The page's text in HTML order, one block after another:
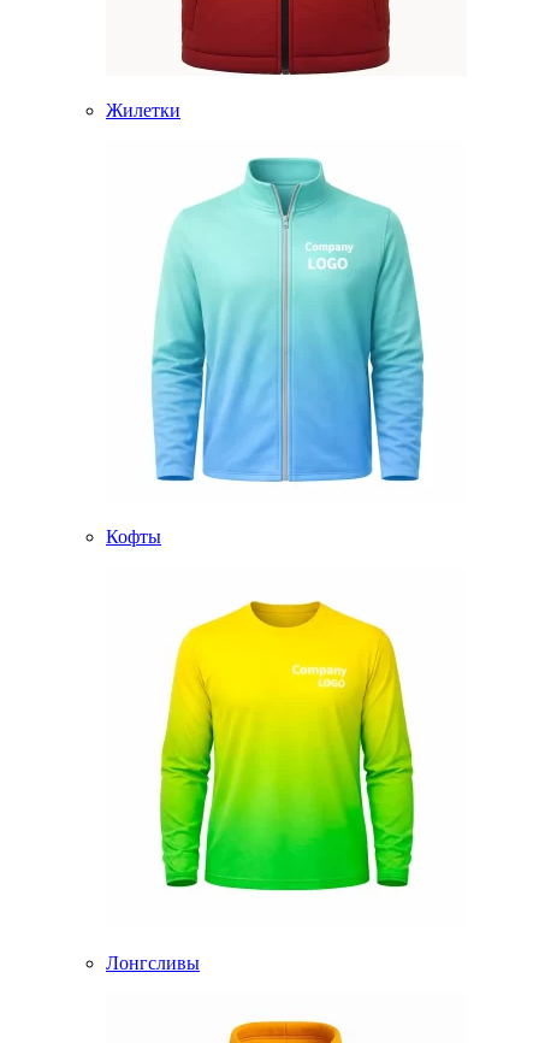
Жилетки
Кофты
Лонгсливы